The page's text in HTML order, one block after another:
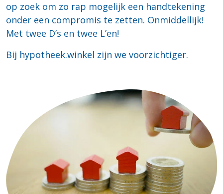
op zoek om zo rap mogelijk een handtekening
onder een compromis te zetten. Onmiddellijk!
Met twee D’s en twee L’en!
Bij hypotheek.winkel zijn we voorzichtiger.